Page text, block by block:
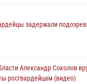
задержали
Александр Соколов
росгвардейцам (видео)